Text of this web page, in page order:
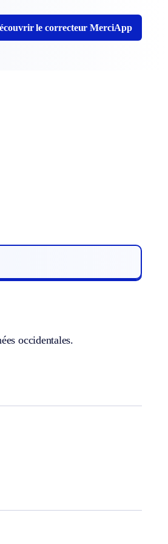
le correcteur MerciApp
occidentales.